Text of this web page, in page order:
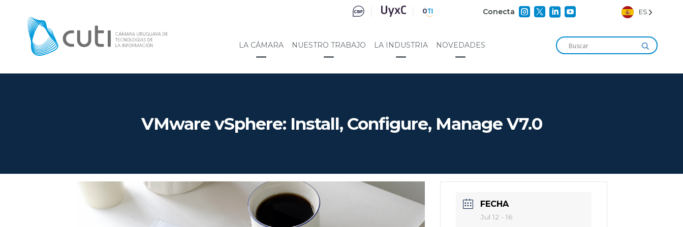
Conecta     ES
LA CÁMARA NUESTRO TRABAJO LA INDUSTRIA NOVEDADES
VMware vSphere: Install, Configure, Manage V7.0
FECHA
Jul 12 - 16